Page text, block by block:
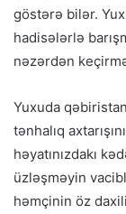
göstərə bilər.
hadisələrlə
nəzərdən
Yuxuda
tənhalıq
həyatınızdakı
üzləşməyin
həmçinin öz